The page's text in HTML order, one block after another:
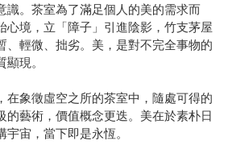
識。茶室為了滿足個人的美的需求而
心境，立「障子」引進陰影，竹支茅屋
、輕微、拙劣。美，是對不完全事物的
現。
在象徵虛空之所的茶室中，隨處可得的
的藝術，價值概念更迭。美在於素朴日
宙，當下即是永恆。